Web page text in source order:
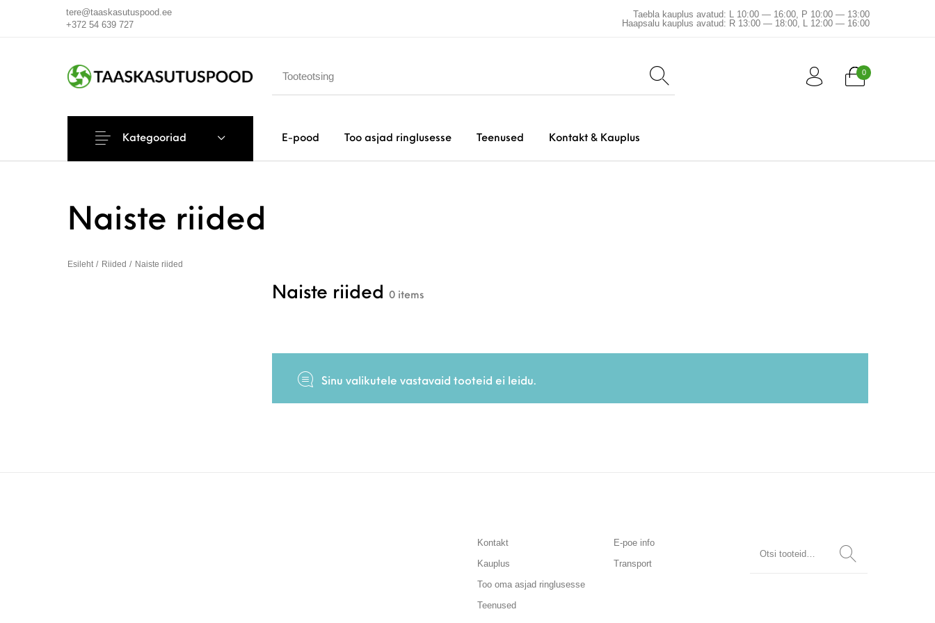
tere@taaskasutuspood.ee
+372 54 639 727
Taebla kauplus avatud: L 10:00 — 16:00, P 10:00 — 13:00
Haapsalu kauplus avatud: R 13:00 — 18:00, L 12:00 — 16:00
0
E-pood Too asjad ringlusesse Teenused Kontakt & Kauplus
Kategooriad
Naiste riided
Esileht / Riided / Naiste riided
Naiste riided 0 items
Sinu valikutele vastavaid tooteid ei leidu.
Kontakt
Kauplus
Too oma asjad ringlusesse
Teenused
E-poe info
Transport